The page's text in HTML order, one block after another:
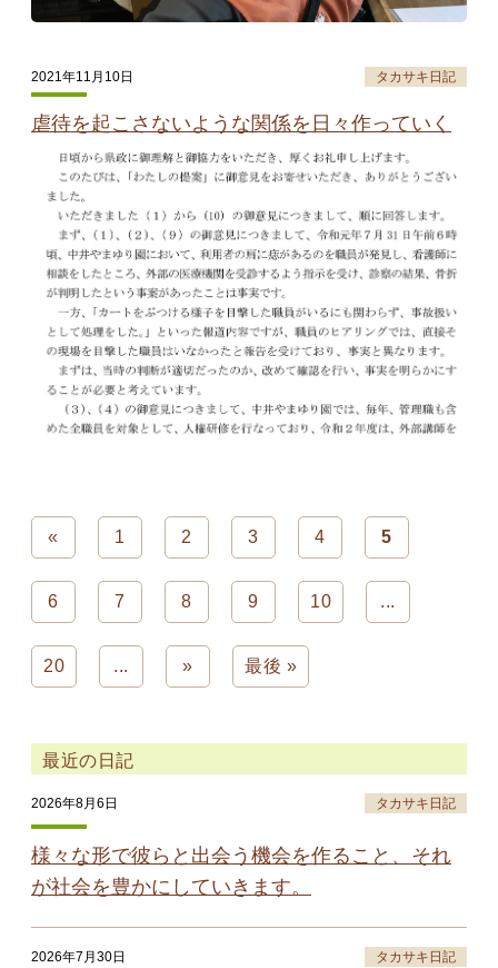
2021年11月10日 タカサキ日記
虐待を起こさないような関係を日々作っていく
« 1 2 3 4 5
6 7 8 9 10 ...
20 ... » 最後 »
最近の日記
2026年8月6日 タカサキ日記
様々な形で彼らと出会う機会を作ること、それ
が社会を豊かにしていきます。
2026年7月30日 タカサキ日記